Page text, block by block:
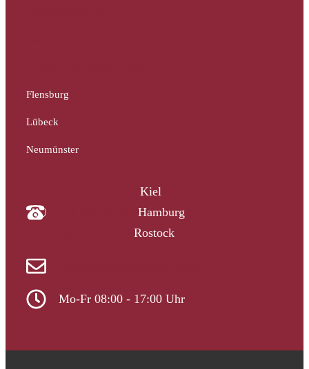
Flensburg
Lübeck
Neumünster
Kiel
Hamburg
Rostock
Mo-Fr 08:00 - 17:00 Uhr